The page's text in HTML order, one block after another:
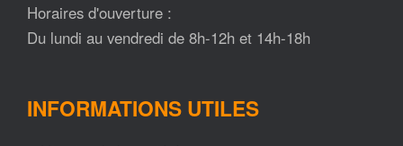
Horaires d'ouverture :
Du lundi au vendredi de 8h-12h et 14h-18h
INFORMATIONS UTILES